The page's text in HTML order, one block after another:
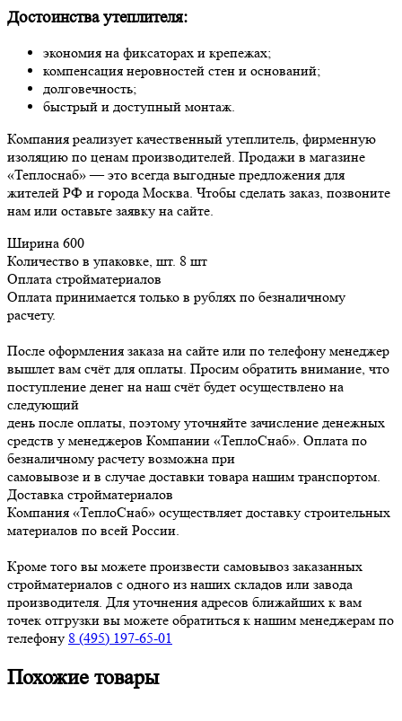
Достоинства утеплителя:
экономия на фиксаторах и крепежах;
компенсация неровностей стен и оснований;
долговечность;
быстрый и доступный монтаж.
Компания реализует качественный утеплитель, фирменную
изоляцию по ценам производителей. Продажи в магазине
«Теплоснаб» — это всегда выгодные предложения для
жителей РФ и города Москва. Чтобы сделать заказ, позвоните
нам или оставьте заявку на сайте.
Ширина 600
Количество в упаковке, шт. 8 шт
Оплата стройматериалов
Оплата принимается только в рублях по безналичному
расчету.
После оформления заказа на сайте или по телефону менеджер
вышлет вам счёт для оплаты. Просим обратить внимание, что
поступление денег на наш счёт будет осуществлено на
следующий
день после оплаты, поэтому уточняйте зачисление денежных
средств у менеджеров Компании «ТеплоСнаб». Оплата по
безналичному расчету возможна при
самовывозе и в случае доставки товара нашим транспортом.
Доставка стройматериалов
Компания «ТеплоСнаб» осуществляет доставку строительных
материалов по всей России.
Кроме того вы можете произвести самовывоз заказанных
стройматериалов с одного из наших складов или завода
производителя. Для уточнения адресов ближайших к вам
точек отгрузки вы можете обратиться к нашим менеджерам по
телефону 8 (495) 197-65-01
Похожие товары